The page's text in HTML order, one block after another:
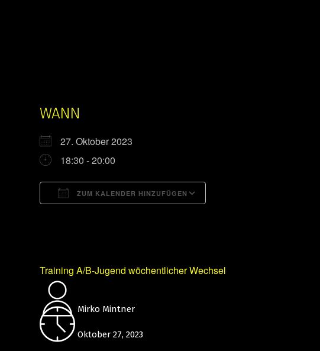
WANN
27. Oktober 2023
18:30 - 20:00
ZUM KALENDER HINZUFÜGEN
Training A/B-Jugend wöchentlicher Wechsel
Mirko Mintner
Oktober 27, 2023